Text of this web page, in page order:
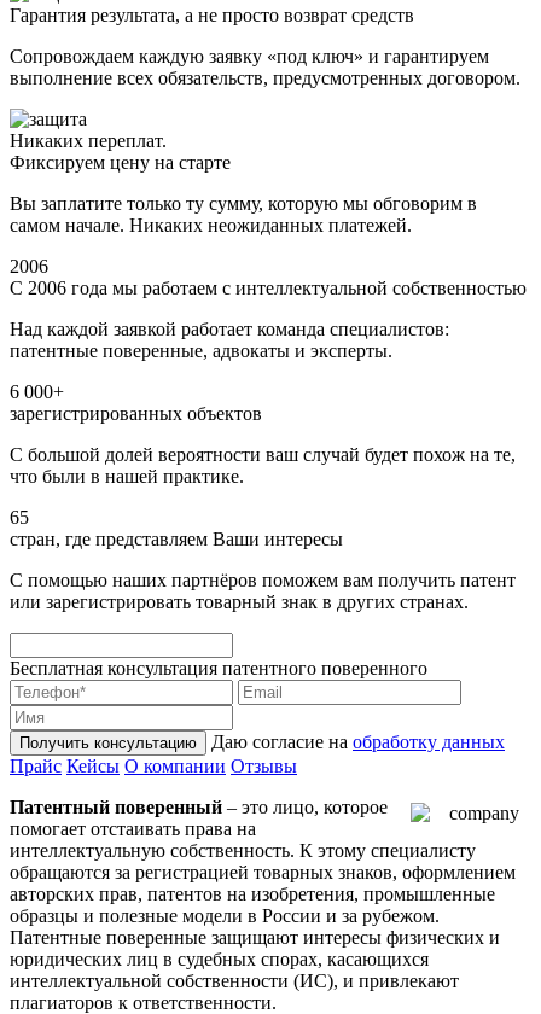
Гарантия результата, а не просто возврат средств
Сопровождаем каждую заявку «под ключ» и гарантируем
выполнение всех обязательств, предусмотренных договором.
Никаких переплат.
Фиксируем цену на старте
Вы заплатите только ту сумму, которую мы обговорим в
самом начале. Никаких неожиданных платежей.
2006
С 2006 года мы работаем с интеллектуальной собственностью
Над каждой заявкой работает команда специалистов:
патентные поверенные, адвокаты и эксперты.
6 000+
зарегистрированных объектов
С большой долей вероятности ваш случай будет похож на те,
что были в нашей практике.
65
стран, где представляем Ваши интересы
С помощью наших партнёров поможем вам получить патент
или зарегистрировать товарный знак в других странах.
Бесплатная консультация патентного поверенного
Получить консультацию Даю согласие на обработку данных
Прайс Кейсы О компании Отзывы
Патентный поверенный – это лицо, которое
помогает отстаивать права на
интеллектуальную собственность. К этому специалисту
обращаются за регистрацией товарных знаков, оформлением
авторских прав, патентов на изобретения, промышленные
образцы и полезные модели в России и за рубежом.
Патентные поверенные защищают интересы физических и
юридических лиц в судебных спорах, касающихся
интеллектуальной собственности (ИС), и привлекают
плагиаторов к ответственности.